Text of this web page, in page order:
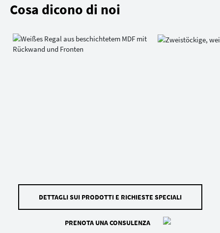
Cosa dicono di noi
DETTAGLI SUI PRODOTTI E RICHIESTE SPECIALI
PRENOTA UNA CONSULENZA